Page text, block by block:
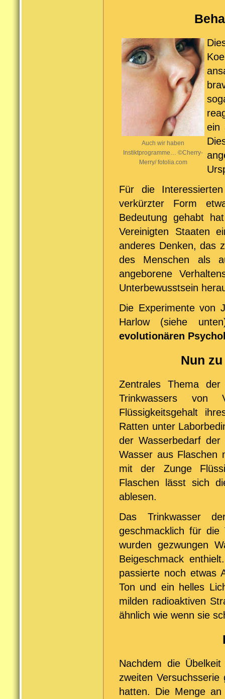
Auch wir haben
Instiktprogramme… ©Cherry-
Merry/ fotolia.com
ein
Für die
verkürzter Form
Bedeutung gehabt
Vereinigten Staaten
anderes Denken, das
des Menschen als
angeborene
Unterbewusstsein
Die Experimente von
Harlow (siehe
evolutionären
Nun
Zentrales Thema
Trinkwassers von
Flüssigkeitsgehalt
Ratten unter
der Wasserbedarf
Wasser aus Flaschen
mit der Zunge
Flaschen lässt sich
ablesen.
Das Trinkwasser
geschmacklich für
wurden gezwungen
Beigeschmack
passierte noch etwas
Ton und ein helles
milden radioaktiven
ähnlich wie wenn sie
Nachdem die
zweiten
hatten. Die Menge